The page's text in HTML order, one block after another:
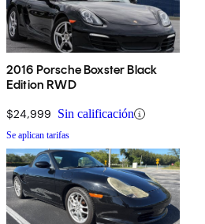
2016 Porsche Boxster Black
Edition RWD
$24,999 Sin calificación
Se aplican tarifas